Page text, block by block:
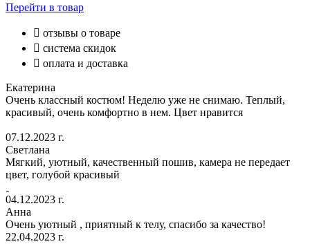
Перейти в товар
 отзывы о товаре
 система скидок
 оплата и доставка
Екатерина
Очень классный костюм! Неделю уже не снимаю. Теплый,
красивый, очень комфортно в нем. Цвет нравится
07.12.2023 г.
Светлана
Мягкий, уютный, качественный пошив, камера не передает
цвет, голубой красивый
04.12.2023 г.
Анна
Очень уютный , приятный к телу, спасибо за качество!
22.04.2023 г.